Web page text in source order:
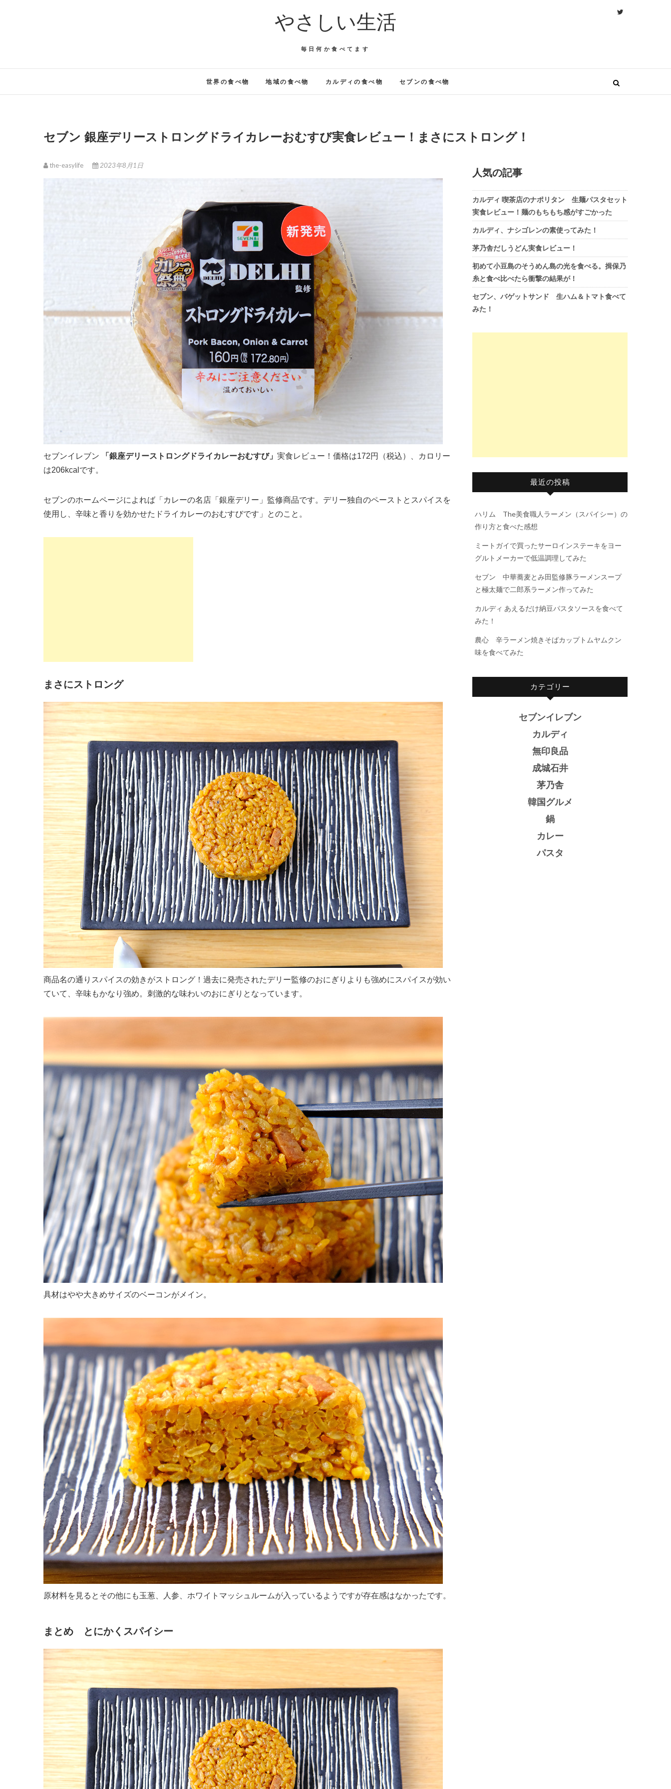
やさしい生活
毎日何か食べてます
世界の食べ物 地域の食べ物 カルディの食べ物 セブンの食べ物
セブン 銀座デリーストロングドライカレーおむすび実食レビュー！まさにストロング！
the-easylife 2023年8月1日
セブンイレブン 「銀座デリーストロングドライカレーおむすび」 実食レビュー！価格は172円（税込）、カロリー
は206kcalです。
セブンのホームページによれば「カレーの名店「銀座デリー」監修商品です。デリー独自のペーストとスパイスを
使用し、辛味と香りを効かせたドライカレーのおむすびです」とのこと。
まさにストロング
商品名の通りスパイスの効きがストロング！過去に発売されたデリー監修のおにぎりよりも強めにスパイスが効い
ていて、辛味もかなり強め。刺激的な味わいのおにぎりとなっています。
具材はやや大きめサイズのベーコンがメイン。
原材料を見るとその他にも玉葱、人参、ホワイトマッシュルームが入っているようですが存在感はなかったです。
まとめ とにかくスパイシー
人気の記事
カルディ 喫茶店のナポリタン 生麺パスタセット
実食レビュー！麺のもちもち感がすごかった
カルディ、ナシゴレンの素使ってみた！
茅乃舎だしうどん実食レビュー！
初めて小豆島のそうめん島の光を食べる。揖保乃
糸と食べ比べたら衝撃の結果が！
セブン、バゲットサンド 生ハム＆トマト食べて
みた！
最近の投稿
ハリム The美食職人ラーメン（スパイシー）の
作り方と食べた感想
ミートガイで買ったサーロインステーキをヨー
グルトメーカーで低温調理してみた
セブン 中華蕎麦とみ田監修豚ラーメンスープ
と極太麺で二郎系ラーメン作ってみた
カルディ あえるだけ納豆パスタソースを食べて
みた！
農心 辛ラーメン焼きそばカップトムヤムクン
味を食べてみた
カテゴリー
セブンイレブン
カルディ
無印良品
成城石井
茅乃舎
韓国グルメ
鍋
カレー
パスタ